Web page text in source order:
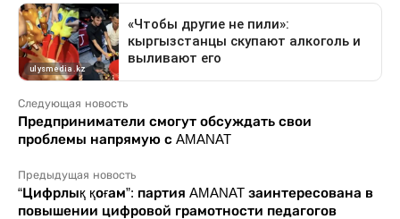
Следующая новость
Предприниматели смогут обсуждать свои
проблемы напрямую с AMANAT
Предыдущая новость
“Цифрлық қоғам”: партия AMANAT заинтересована в
повышении цифровой грамотности педагогов